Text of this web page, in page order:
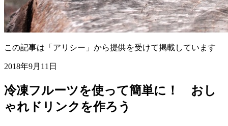
この記事は「アリシー」から提供を受けて掲載しています
2018年9月11日
冷凍フルーツを使って簡単に！ おし
ゃれドリンクを作ろう